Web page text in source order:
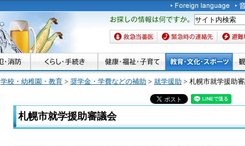
お探しの情報は何です
か。
救急当番医 緊急時の連絡先 避難場所
学校・幼稚園・教育 > 奨学金・学費などの補助 > 就学援助 > 札幌市就学援助
札幌市就学援助審議会